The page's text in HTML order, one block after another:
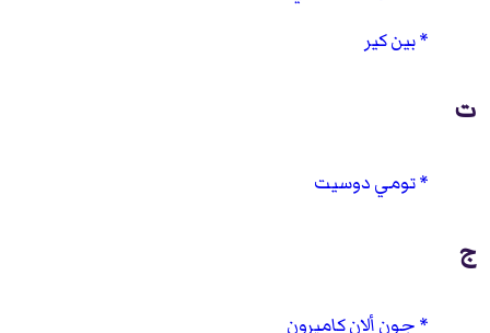
بين كير
ت
تومي دوسيت
ج
جون ألان كاميرون